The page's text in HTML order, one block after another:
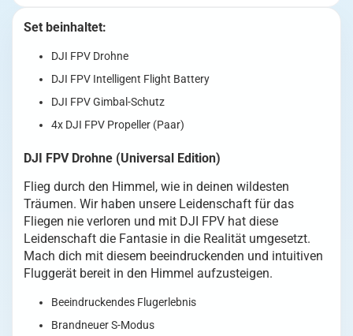
Set beinhaltet:
DJI FPV Drohne
DJI FPV Intelligent Flight Battery
DJI FPV Gimbal-Schutz
4x DJI FPV Propeller (Paar)
DJI FPV Drohne (Universal Edition)
Flieg durch den Himmel, wie in deinen wildesten
Träumen. Wir haben unsere Leidenschaft für das
Fliegen nie verloren und mit DJI FPV hat diese
Leidenschaft die Fantasie in die Realität umgesetzt.
Mach dich mit diesem beeindruckenden und intuitiven
Fluggerät bereit in den Himmel aufzusteigen.
Beeindruckendes Flugerlebnis
Brandneuer S-Modus